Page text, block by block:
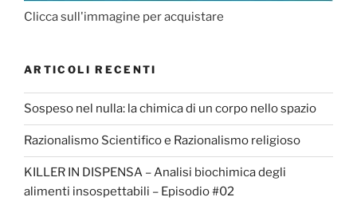
Clicca sull'immagine per acquistare
ARTICOLI RECENTI
Sospeso nel nulla: la chimica di un corpo nello spazio
Razionalismo Scientifico e Razionalismo religioso
KILLER IN DISPENSA – Analisi biochimica degli
alimenti insospettabili – Episodio #02